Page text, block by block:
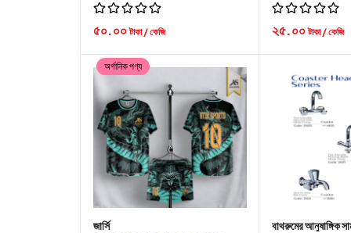
৫০.০০টাকা / কেজি ২৫.০০টাকা / কেজি
অর্গানিক পণ্য
জার্সি
বাথরুমের আনুষাঙ্গিক